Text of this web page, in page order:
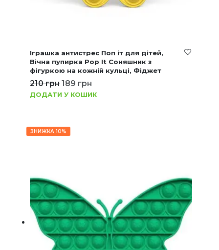
Іграшка антистрес Поп іт для дітей,
Вічна пупирка Pop It Соняшник з
фігуркою на кожній кульці, Фіджет
210грн 189 грн
ДОДАТИ У КОШИК
ЗНИЖКА 10%